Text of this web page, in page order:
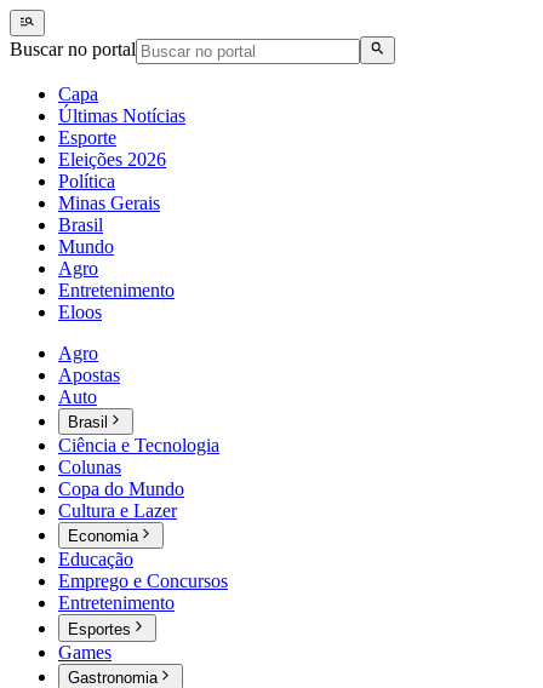
Buscar no portal
Capa
Últimas Notícias
Esporte
Eleições 2026
Política
Minas Gerais
Brasil
Mundo
Agro
Entretenimento
Eloos
Agro
Apostas
Auto
Brasil
Ciência e Tecnologia
Colunas
Copa do Mundo
Cultura e Lazer
Economia
Educação
Emprego e Concursos
Entretenimento
Esportes
Games
Gastronomia